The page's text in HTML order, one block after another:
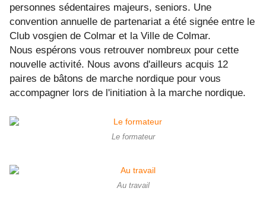
personnes sédentaires majeurs, seniors. Une
convention annuelle de partenariat a été signée entre le
Club vosgien de Colmar et la Ville de Colmar.
Nous espérons vous retrouver nombreux pour cette
nouvelle activité. Nous avons d'ailleurs acquis 12
paires de bâtons de marche nordique pour vous
accompagner lors de l'initiation à la marche nordique.
Le formateur
Au travail